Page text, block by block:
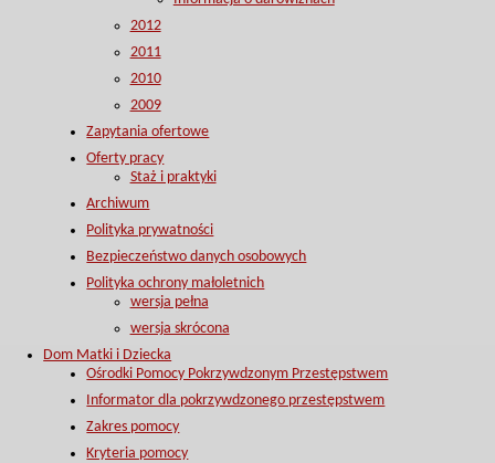
2012
2011
2010
2009
Zapytania ofertowe
Oferty pracy
Staż i praktyki
Archiwum
Polityka prywatności
Bezpieczeństwo danych osobowych
Polityka ochrony małoletnich
wersja pełna
wersja skrócona
Dom Matki i Dziecka
Ośrodki Pomocy Pokrzywdzonym Przestępstwem
Informator dla pokrzywdzonego przestępstwem
Zakres pomocy
Kryteria pomocy